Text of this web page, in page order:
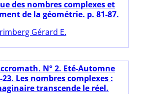
des nombres complexes et
de la géométrie. p. 81-87.
Gérard E.
N° 2. Eté-Automne
23. Les nombres complexes :
transcende le réel.